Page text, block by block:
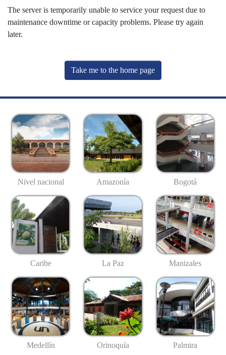
The server is temporarily unable to service your request due to
maintenance downtime or capacity problems. Please try again
later.
Take me to the home page
Nivel nacional Amazonía Bogotá
Caribe La Paz Manizales
Medellín Orinoquía Palmira